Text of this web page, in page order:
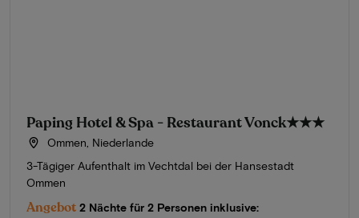
Paping Hotel & Spa - Restaurant Vonck★★★
Ommen, Niederlande
3-Tägiger Aufenthalt im Vechtdal bei der Hansestadt
Ommen
Angebot 2 Nächte für 2 Personen inklusive: